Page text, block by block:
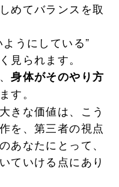
めてバランスを取
うにしている”
見られます。
身体がそのやり方
す。
きな価値は、こう
を、第三者の視点
あなたにとって、
ていける点にあり